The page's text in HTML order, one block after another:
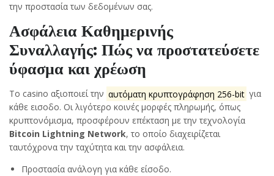
την προστασία των δεδομένων σας.
Ασφάλεια Καθημερινής
Συναλλαγής: Πώς να προστατεύσετε
ύφασμα και χρέωση
Το casino αξιοποιεί την αυτόματη κρυπτογράφηση 256-bit για
κάθε εισοδο. Οι λιγότερο κοινές μορφές πληρωμής, όπως
κρυπτονόμισμα, προσφέρουν επέκταση με την τεχνολογία
Bitcoin Lightning Network, το οποίο διαχειρίζεται
ταυτόχρονα την ταχύτητα και την ασφάλεια.
Προστασία ανάλογη για κάθε είσοδο.